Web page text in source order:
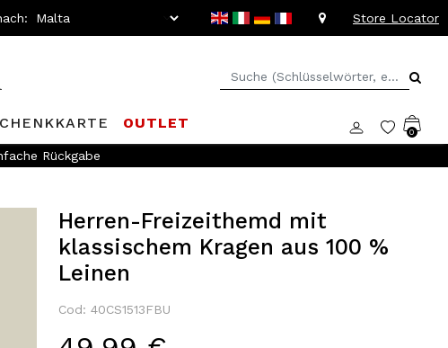
Store Locator
OUTLET
0
Rückgabe
Herren-Freizeithemd mit
klassischem Kragen aus 100 %
Leinen
Cod: 40CS1513FBU